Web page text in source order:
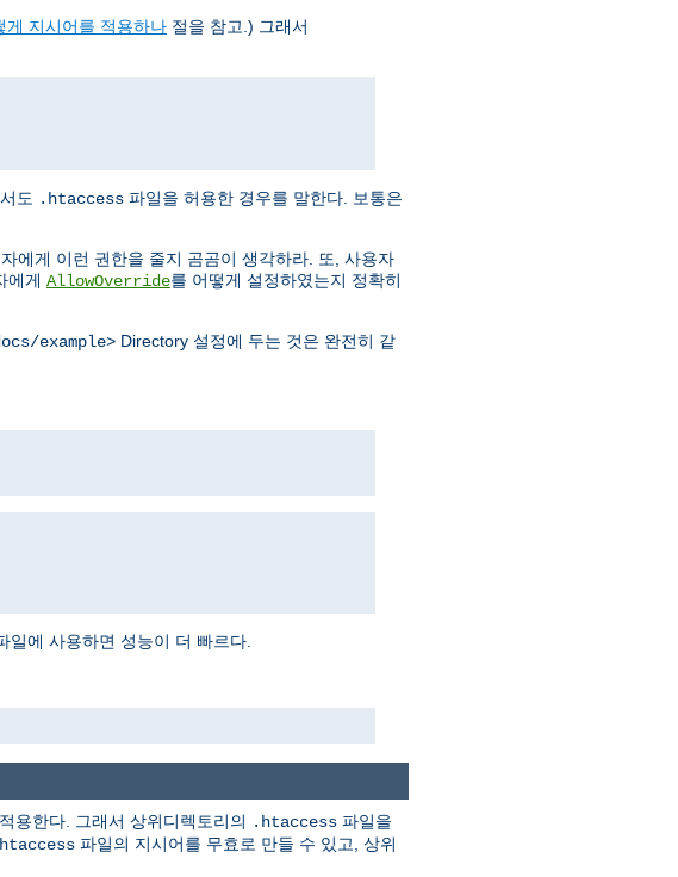
게 지시어를 적용하나 절을 참고.) 그래서
도 .htaccess 파일을 허용한 경우를 말한다. 보통은
에게 이런 권한을 줄지 곰곰이 생각하라. 또, 사용자
에게 AllowOverride를 어떻게 설정하였는지 정확히
example> Directory 설정에 두는 것은 완전히 같
일에 사용하면 성능이 더 빠르다.
용한다. 그래서 상위디렉토리의 .htaccess 파일을
파일의 지시어를 무효로 만들 수 있고, 상위